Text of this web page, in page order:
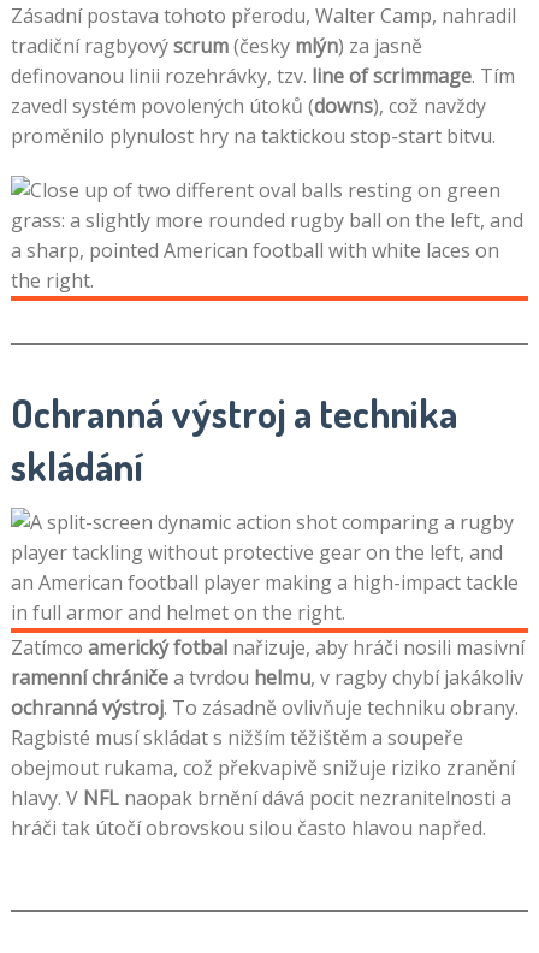
Zásadní postava tohoto přerodu, Walter Camp, nahradil
tradiční ragbyovýscrum(česky mlýn) za jasně
definovanou linii rozehrávky, tzv. line of scrimmage. Tím
zavedl systém povolených útoků (downs), což navždy
proměnilo plynulost hry na taktickou stop-start bitvu.
Ochranná výstroj a technika
skládání
Zatímco americký fotbalnařizuje, aby hráči nosili masivní
ramenní chráničea tvrdou helmu, v ragby chybí jakákoliv
ochranná výstroj. To zásadně ovlivňuje techniku obrany.
Ragbisté musí skládat s nižším těžištěm a soupeře
obejmout rukama, což překvapivě snižuje riziko zranění
hlavy. V NFLnaopak brnění dává pocit nezranitelnosti a
hráči tak útočí obrovskou silou často hlavou napřed.